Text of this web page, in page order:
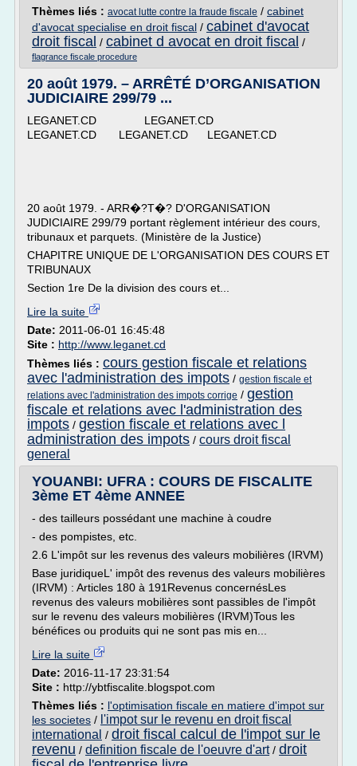
Thèmes liés : avocat lutte contre la fraude fiscale / cabinet
d'avocat specialise en droit fiscal / cabinet d'avocat
droit fiscal / cabinet d avocat en droit fiscal /
flagrance fiscale procedure
20 août 1979. – ARRÊTÉ D’ORGANISATION
JUDICIAIRE 299/79 ...
LEGANET.CD LEGANET.CD
LEGANET.CD LEGANET.CD LEGANET.CD
20 août 1979. - ARR�?T�? D'ORGANISATION
JUDICIAIRE 299/79 portant règlement intérieur des cours,
tribunaux et parquets. (Ministère de la Justice)
CHAPITRE UNIQUE DE L'ORGANISATION DES COURS ET
TRIBUNAUX
Section 1re De la division des cours et...
Lire la suite
Date: 2011-06-01 16:45:48
Site : http://www.leganet.cd
Thèmes liés : cours gestion fiscale et relations
avec l'administration des impots / gestion fiscale et
relations avec l'administration des impots corrige / gestion
fiscale et relations avec l'administration des
impots / gestion fiscale et relations avec l
administration des impots / cours droit fiscal
general
YOUANBI: UFRA : COURS DE FISCALITE
3ème ET 4ème ANNEE
- des tailleurs possédant une machine à coudre
- des pompistes, etc.
2.6 L'impôt sur les revenus des valeurs mobilières (IRVM)
Base juridiqueL' impôt des revenus des valeurs mobilières
(IRVM) : Articles 180 à 191Revenus concernésLes
revenus des valeurs mobilières sont passibles de l'impôt
sur le revenu des valeurs mobilières (IRVM)Tous les
bénéfices ou produits qui ne sont pas mis en...
Lire la suite
Date: 2016-11-17 23:31:54
Site : http://ybtfiscalite.blogspot.com
Thèmes liés : l'optimisation fiscale en matiere d'impot sur
les societes / l'impot sur le revenu en droit fiscal
international / droit fiscal calcul de l'impot sur le
revenu / definition fiscale de l'oeuvre d'art/ droit